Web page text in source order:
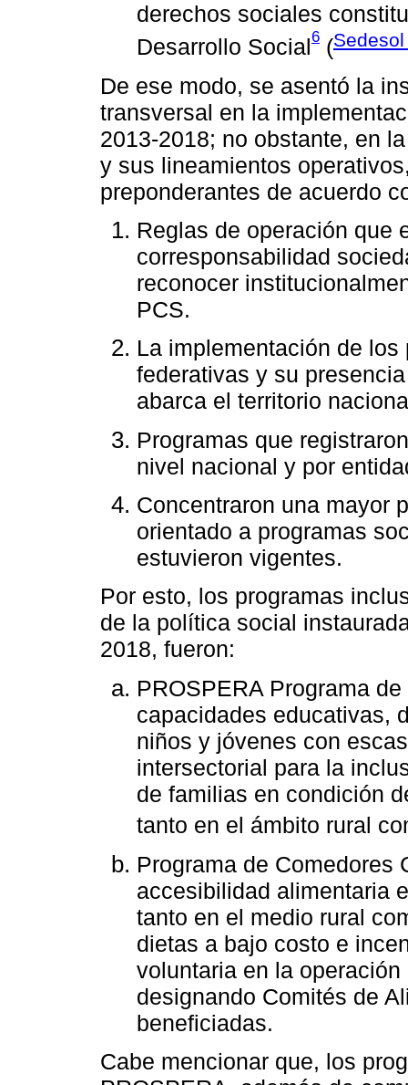
derechos sociales
Desarrollo Social6 (
De ese modo, se asentó la
transversal en la
2013-2018; no obstante, en
y sus lineamientos
preponderantes de acuerdo
Reglas de operación que
corresponsabilidad
reconocer
PCS.
La implementación de
federativas y su
abarca el territorio
Programas que
nivel nacional y por
Concentraron una mayor
orientado a programas
estuvieron vigentes.
Por esto, los programas
de la política social
2018, fueron:
PROSPERA Programa
capacidades educativas,
niños y jóvenes con
intersectorial para la
de familias en condición
tanto en el ámbito rural
Programa de Comedores
accesibilidad alimentaria
tanto en el medio rural
dietas a bajo costo e
voluntaria en la
designando Comités de
beneficiadas.
Cabe mencionar que, los